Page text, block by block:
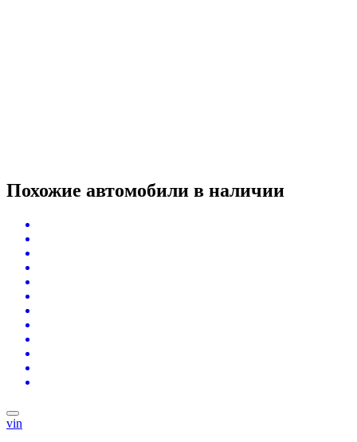
Похожие автомобили в наличии
vin